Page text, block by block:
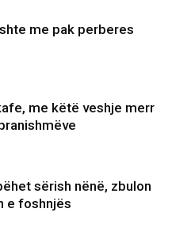
me pak perberes
me këtë veshje merr
sërish nënë, zbulon
e foshnjës